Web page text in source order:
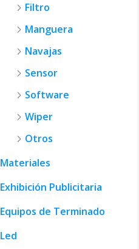
Filtro
Manguera
Navajas
Sensor
Software
Wiper
Otros
Materiales
Exhibición Publicitaria
Equipos de Terminado
Led